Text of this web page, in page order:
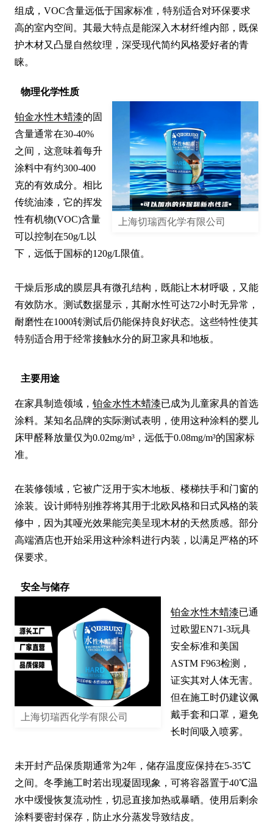
组成，VOC含量远低于国家标准，特别适合对环保要求
高的室内空间。其最大特点是能深入木材纤维内部，既保
护木材又凸显自然纹理，深受现代简约风格爱好者的青
睐。
物理化学性质
上海切瑞西化学有限公司
铂金水性木蜡漆的固
含量通常在30-40%
之间，这意味着每升
涂料中有约300-400
克的有效成分。相比
传统油漆，它的挥发
性有机物(VOC)含量
可以控制在50g/L以
下，远低于国标的120g/L限值。
干燥后形成的膜层具有微孔结构，既能让木材呼吸，又能
有效防水。测试数据显示，其耐水性可达72小时无异常，
耐磨性在1000转测试后仍能保持良好状态。这些特性使其
特别适合用于经常接触水分的厨卫家具和地板。
主要用途
在家具制造领域， 铂金水性木蜡漆已成为儿童家具的首选
涂料。某知名品牌的实际测试表明，使用这种涂料的婴儿
床甲醛释放量仅为0.02mg/m³，远低于0.08mg/m³的国家标
准。
在装修领域，它被广泛用于实木地板、楼梯扶手和门窗的
涂装。设计师特别推荐将其用于北欧风格和日式风格的装
修中，因为其哑光效果能完美呈现木材的天然质感。部分
高端酒店也开始采用这种涂料进行内装，以满足严格的环
保要求。
安全与储存
上海切瑞西化学有限公司
铂金水性木蜡漆已通
过欧盟EN71-3玩具
安全标准和美国
ASTM F963检测，
证实其对人体无害。
但在施工时仍建议佩
戴手套和口罩，避免
长时间吸入喷雾。
未开封产品保质期通常为2年，储存温度应保持在5-35℃
之间。冬季施工时若出现凝固现象，可将容器置于40℃温
水中缓慢恢复流动性，切忌直接加热或暴晒。使用后剩余
涂料要密封保存，防止水分蒸发导致结皮。